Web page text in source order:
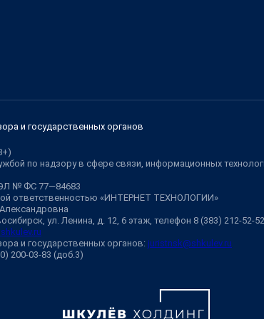
и государственных органов
по надзору в сфере связи, информационных
№ ФС 77—84683
ответственностью «ИНТЕРНЕТ ТЕХНОЛОГИИ»
ул. Ленина, д. 12, 6 этаж, телефон 8 (383) 212-52-
и государственных органов: juristnsk@shkulev.ru
200-03-83 (доб.3)